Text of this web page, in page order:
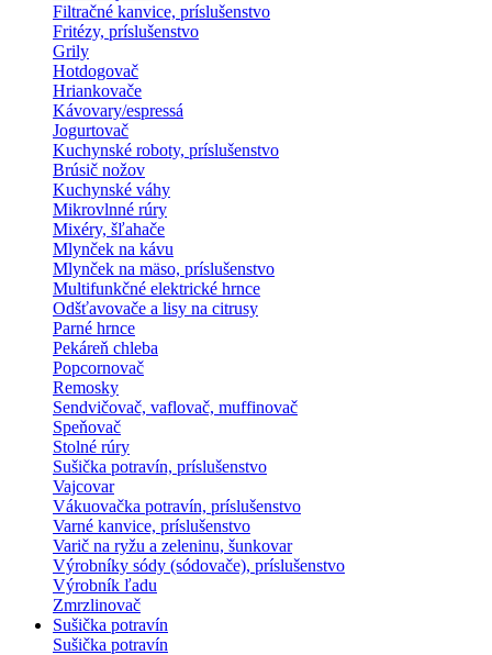
Filtračné kanvice, príslušenstvo
Fritézy, príslušenstvo
Grily
Hotdogovač
Hriankovače
Kávovary/espressá
Jogurtovač
Kuchynské roboty, príslušenstvo
Brúsič nožov
Kuchynské váhy
Mikrovlnné rúry
Mixéry, šľahače
Mlynček na kávu
Mlynček na mäso, príslušenstvo
Multifunkčné elektrické hrnce
Odšťavovače a lisy na citrusy
Parné hrnce
Pekáreň chleba
Popcornovač
Remosky
Sendvičovač, vaflovač, muffinovač
Speňovač
Stolné rúry
Sušička potravín, príslušenstvo
Vajcovar
Vákuovačka potravín, príslušenstvo
Varné kanvice, príslušenstvo
Varič na ryžu a zeleninu, šunkovar
Výrobníky sódy (sódovače), príslušenstvo
Výrobník ľadu
Zmrzlinovač
Sušička potravín
Sušička potravín